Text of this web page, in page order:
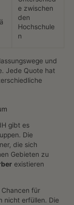
e zwischen
den
Hochschule
n
und
Jede Quote hat
gibt es
Die
die sich
Gebieten zu
existieren
für
nicht erfüllen. Die